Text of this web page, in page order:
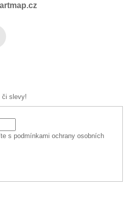
či slevy!
s podmínkami ochrany osobních